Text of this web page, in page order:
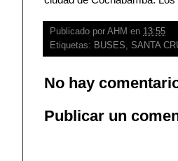
Publicado por AHM en 13:55
Etiquetas: BUSES, SANTA
No hay
Publicar un